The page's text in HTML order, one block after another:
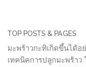
TOP POSTS & PAGES
มะพร้าวกะทิเกิดขึ้นได้อย่
เทคนิคการปลูกมะพร้าว